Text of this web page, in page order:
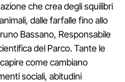
che crea degli squilibri
dalle farfalle fino allo
Bassano, Responsabile
del Parco. Tante le
come cambiano
sociali, abitudini